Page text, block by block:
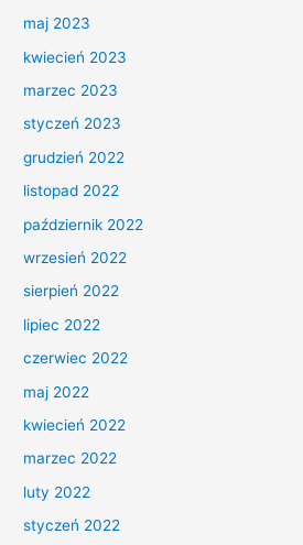
maj 2023
kwiecień 2023
marzec 2023
styczeń 2023
grudzień 2022
listopad 2022
październik 2022
wrzesień 2022
sierpień 2022
lipiec 2022
czerwiec 2022
maj 2022
kwiecień 2022
marzec 2022
luty 2022
styczeń 2022